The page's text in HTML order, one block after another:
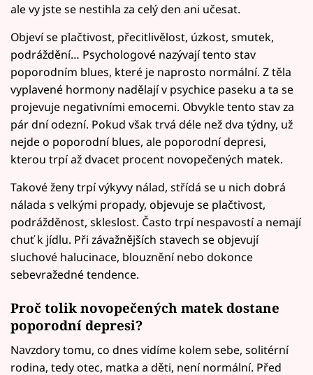
ale vy jste se nestihla za celý den ani učesat.
Objeví se plačtivost, přecitlivělost, úzkost, smutek,
podráždění… Psychologové nazývají tento stav
poporodním blues, které je naprosto normální. Z těla
vyplavené hormony nadělají v psychice paseku a ta se
projevuje negativními emocemi. Obvykle tento stav za
pár dní odezní. Pokud však trvá déle než dva týdny, už
nejde o poporodní blues, ale poporodní depresi,
kterou trpí až dvacet procent novopečených matek.
Takové ženy trpí výkyvy nálad, střídá se u nich dobrá
nálada s velkými propady, objevuje se plačtivost,
podrážděnost, skleslost. Často trpí nespavostí a nemají
chuť k jídlu. Při závažnějších stavech se objevují
sluchové halucinace, blouznění nebo dokonce
sebevražedné tendence.
Proč tolik novopečených matek dostane
poporodní depresi?
Navzdory tomu, co dnes vidíme kolem sebe, solitérní
rodina, tedy otec, matka a děti, není normální. Před